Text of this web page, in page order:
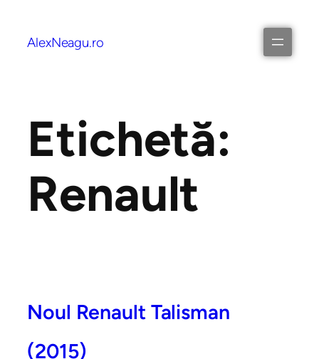
AlexNeagu.ro
Etichetă:
Renault
Noul Renault Talisman
(2015)